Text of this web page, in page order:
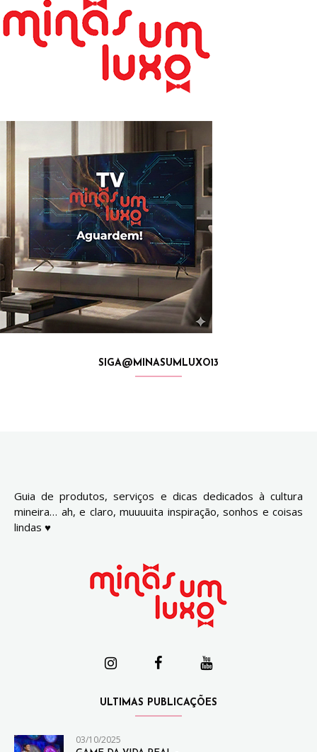
SIGA@MINASUMLUXO13
Guia de produtos, serviços e dicas dedicados à cultura
mineira… ah, e claro, muuuuita inspiração, sonhos e coisas
lindas ♥
ULTIMAS PUBLICAÇÕES
03/10/2025